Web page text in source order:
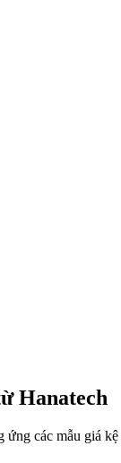
Hanatech
các mẫu giá